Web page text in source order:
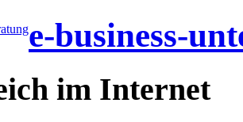
e-business-
im Internet